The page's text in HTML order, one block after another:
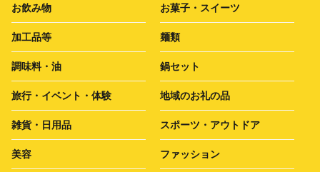
お飲み物 お菓子・スイーツ
加工品等 麺類
調味料・油 鍋セット
旅行・イベント・体験 地域のお礼の品
雑貨・日用品 スポーツ・アウトドア
美容 ファッション